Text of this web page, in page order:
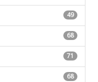
49
68
71
68